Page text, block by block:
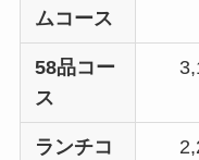
ムコース
58品コー
ス
ランチコ